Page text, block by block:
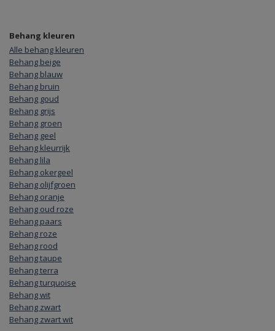
Behang kleuren
Alle behang kleuren
Behang beige
Behang blauw
Behang bruin
Behang goud
Behang grijs
Behang groen
Behang geel
Behang kleurrijk
Behang lila
Behang okergeel
Behang olijfgroen
Behang oranje
Behang oud roze
Behang paars
Behang roze
Behang rood
Behang taupe
Behang terra
Behang turquoise
Behang wit
Behang zwart
Behang zwart wit